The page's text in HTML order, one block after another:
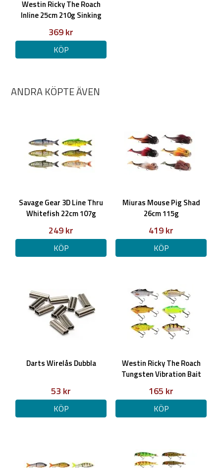
Westin Ricky The Roach
Inline 25cm 210g Sinking
369 kr
KÖP
ANDRA KÖPTE ÄVEN
Savage Gear 3D Line Thru
Whitefish 22cm 107g
249 kr
KÖP
Miuras Mouse Pig Shad
26cm 115g
419 kr
KÖP
Darts Wirelås Dubbla
53 kr
KÖP
Westin Ricky The Roach
Tungsten Vibration Bait
165 kr
KÖP